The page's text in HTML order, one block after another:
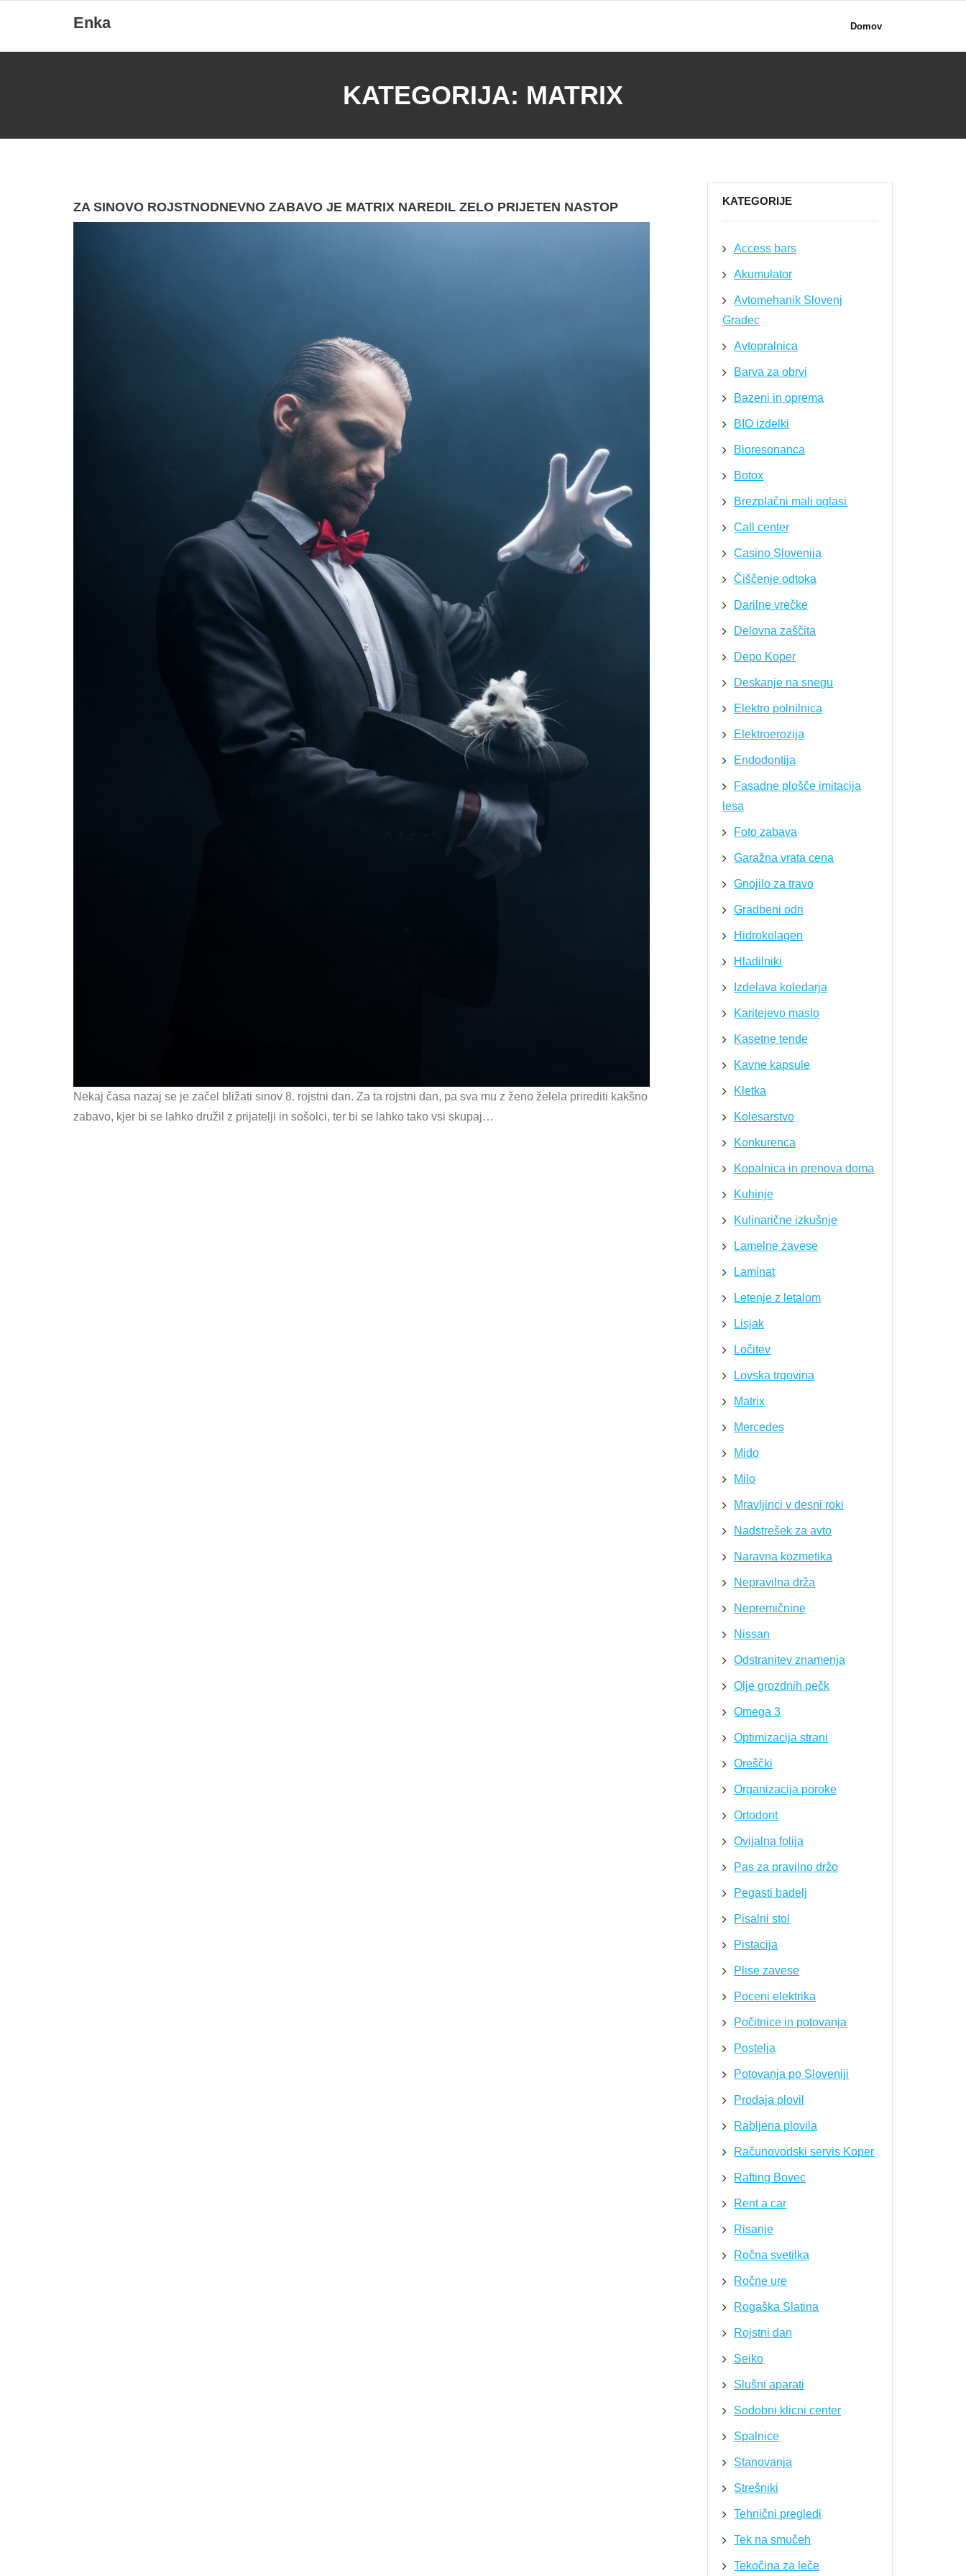
content
Enka Domov
KATEGORIJA: MATRIX
ZA SINOVO ROJSTNODNEVNO ZABAVO JE MATRIX NAREDIL ZELO PRIJETEN NASTOP
Nekaj časa nazaj se je začel bližati sinov 8. rojstni dan. Za ta rojstni dan, pa sva mu z ženo želela prirediti kakšno
zabavo, kjer bi se lahko družil z prijatelji in sošolci, ter bi se lahko tako vsi skupaj…
KATEGORIJE
Access bars
Akumulator
Avtomehanik Slovenj
Gradec
Avtopralnica
Barva za obrvi
Bazeni in oprema
BIO izdelki
Bioresonanca
Botox
Brezplačni mali oglasi
Call center
Casino Slovenija
Čiščenje odtoka
Darilne vrečke
Delovna zaščita
Depo Koper
Deskanje na snegu
Elektro polnilnica
Elektroerozija
Endodontija
Fasadne plošče imitacija
lesa
Foto zabava
Garažna vrata cena
Gnojilo za travo
Gradbeni odri
Hidrokolagen
Hladilniki
Izdelava koledarja
Karitejevo maslo
Kasetne tende
Kavne kapsule
Kletka
Kolesarstvo
Konkurenca
Kopalnica in prenova doma
Kuhinje
Kulinarične izkušnje
Lamelne zavese
Laminat
Letenje z letalom
Lisjak
Ločitev
Lovska trgovina
Matrix
Mercedes
Mido
Milo
Mravljinci v desni roki
Nadstrešek za avto
Naravna kozmetika
Nepravilna drža
Nepremičnine
Nissan
Odstranitev znamenja
Olje grozdnih pečk
Omega 3
Optimizacija strani
Oreščki
Organizacija poroke
Ortodont
Ovijalna folija
Pas za pravilno držo
Pegasti badelj
Pisalni stol
Pistacija
Plise zavese
Poceni elektrika
Počitnice in potovanja
Postelja
Potovanja po Sloveniji
Prodaja plovil
Rabljena plovila
Računovodski servis Koper
Rafting Bovec
Rent a car
Risanje
Ročna svetilka
Ročne ure
Rogaška Slatina
Rojstni dan
Seiko
Slušni aparati
Sodobni klicni center
Spalnice
Stanovanja
Strešniki
Tehnični pregledi
Tek na smučeh
Tekočina za leče